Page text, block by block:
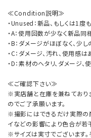
≪Condition説明≫
・Unused：新品、もしくは1度
・A：使用回数が少なく新品同様
・B：ダメージがほぼなく、少
・C：ダメージ、汚れ、使用感
・D：素材のヘタリ、ダメージ
≪ご確認下さい≫
※実店舗と在庫を兼ねており
のでご了承願います。
※撮影にはできるだけ実際の
イなどの影響により色合が若
※サイズは実寸でございます